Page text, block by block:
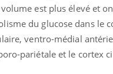
est plus élevé et
du glucose dans le
ventro-médial
pariétale et le cortex